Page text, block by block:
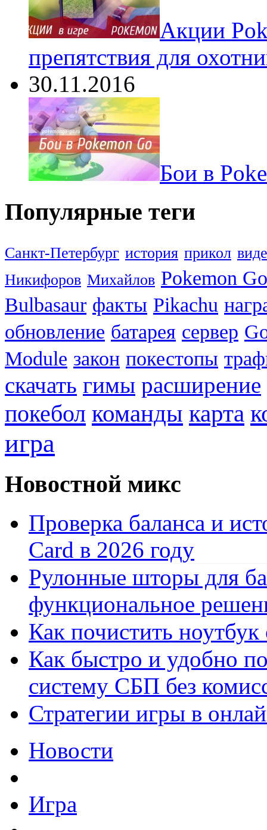
Акции
препятствия для
30.11.2016
Бои в
Популярные теги
Санкт-Петербург история прикол
Никифоров Михайлов Pokemon Go
Bulbasaur факты Pikachu
обновление батарея сервер
Module закон покестопы
скачать гимы расширение
покебол команды карта
игра
Новостной микс
Проверка баланса и
Card в 2026 году
Рулонные шторы для
функциональное
Как почистить
Как быстро и удобно
систему СБП без
Стратегии игры в
Новости
Игра